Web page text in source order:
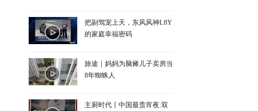
把副驾宠上天，东风风神L8Y
的家庭幸福密码
旅途｜妈妈为脑瘫儿子卖房当
8年蜘蛛人
主厨时代丨中国最贵宵夜:双